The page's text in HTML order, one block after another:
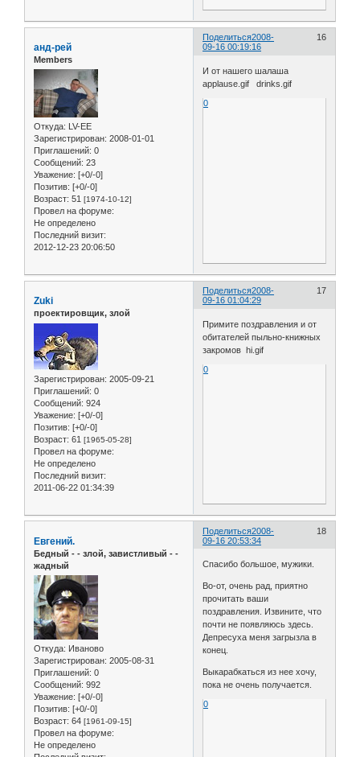
Поделиться 16
2008-
09-16 00:19:16
анд-рей
Members
Откуда: LV-EE
Зарегистрирован: 2008-01-01
Приглашений: 0
Сообщений: 23
Уважение: [+0/-0]
Позитив: [+0/-0]
Возраст: 51 [1974-10-12]
Провел на форуме:
Не определено
Последний визит:
2012-12-23 20:06:50
И от нашего шалаша
applause.gif drinks.gif
0
Поделиться 17
2008-
09-16 01:04:29
Zuki
проектировщик, злой
Зарегистрирован: 2005-09-21
Приглашений: 0
Сообщений: 924
Уважение: [+0/-0]
Позитив: [+0/-0]
Возраст: 61 [1965-05-28]
Провел на форуме:
Не определено
Последний визит:
2011-06-22 01:34:39
Примите поздравления и от
обитателей пыльно-книжных
закромов hi.gif
0
Поделиться 18
2008-
09-16 20:53:34
Евгений.
Бедный - - злой, завистливый - -
жадный
Откуда: Иваново
Зарегистрирован: 2005-08-31
Приглашений: 0
Сообщений: 992
Уважение: [+0/-0]
Позитив: [+0/-0]
Возраст: 64 [1961-09-15]
Провел на форуме:
Не определено
Спасибо большое, мужики.
Во-от, очень рад, приятно
прочитать ваши
поздравления. Извините, что
почти не появляюсь здесь.
Депресуха меня загрызла в
конец.
Выкарабкаться из нее хочу,
пока не очень получается.
0